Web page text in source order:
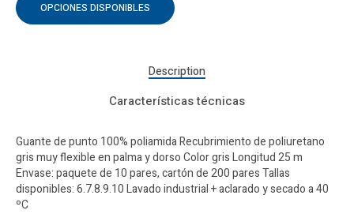
OPCIONES DISPONIBLES
Description
Características técnicas
Guante de punto 100% poliamida Recubrimiento de poliuretano
gris muy flexible en palma y dorso Color gris Longitud 25 m
Envase: paquete de 10 pares, cartón de 200 pares Tallas
disponibles: 6.7.8.9.10 Lavado industrial + aclarado y secado a 40
ºC